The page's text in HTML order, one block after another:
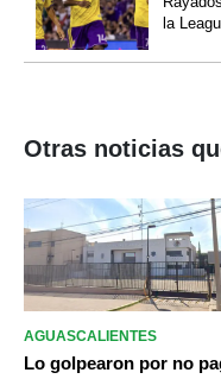
la
Otras noticias
AGUASCALIENTES
Lo golpearon por no